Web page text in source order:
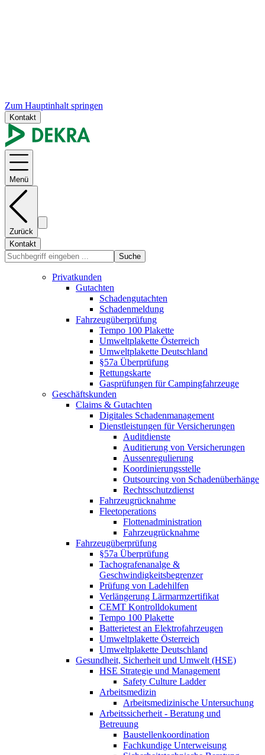
Zum Hauptinhalt springen
Kontakt
Menü
Zurück
Kontakt
Suche
Privatkunden
Gutachten
Schadengutachten
Schadenmeldung
Fahrzeugüberprüfung
Tempo 100 Plakette
Umweltplakette Österreich
Umweltplakette Deutschland
§57a Überprüfung
Rettungskarte
Gasprüfungen für Campingfahrzeuge
Geschäftskunden
Claims & Gutachten
Digitales Schadenmanagement
Dienstleistungen für Versicherungen
Auditdienste
Auditierung von Versicherungen
Aussenregulierung
Koordinierungsstelle
Outsourcing von Schadenüberhänge
Rechtsschutzdienst
Fahrzeugrücknahme
Fleetoperations
Flottenadministration
Fahrzeugrücknahme
Fahrzeugüberprüfung
§57a Überprüfung
Tachografenanalge &
Geschwindigkeitsbegrenzer
Prüfung von Ladehilfen
Verlängerung Lärmarmzertifikat
CEMT Kontrolldokument
Tempo 100 Plakette
Batterietest an Elektrofahrzeugen
Umweltplakette Österreich
Umweltplakette Deutschland
Gesundheit, Sicherheit und Umwelt (HSE)
HSE Strategie und Management
Safety Culture Ladder
Arbeitsmedizin
Arbeitsmedizinische Untersuchung
Arbeitssicherheit - Beratung und
Betreuung
Baustellenkoordination
Fachkundige Unterweisung